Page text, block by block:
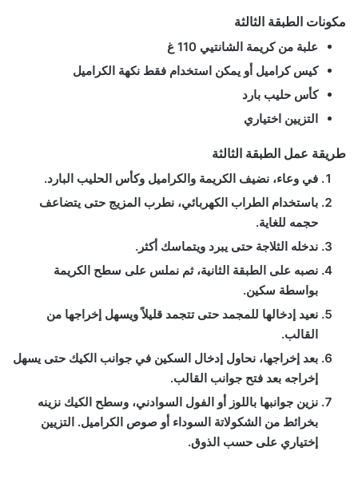
مكونات الطبقة الثالثة
علبة منكريمة الشانتيي
كيسكراميل أو يمكن استخدام فقط نكهة الكراميل
كأس حليب بارد
التزيين اختياري
طريقة عمل الطبقة الثالثة
في وعاء، نضيف الكريمة والكراميل وكأس الحليب البارد.
باستخدام الطراب الكهربائي، نطرب المزيج حتى يتضاعف
حجمه للغاية.
ندخله الثلاجة حتى يبرد ويتماسك أكثر.
نصبه على الطبقة الثانية، ثم نملس على سطح الكريمة
بواسطة سكين.
نعيد إدخالها للمجمد حتى تتجمد قليلاً ويسهل إخراجها من
القالب.
بعد إخراجها، نحاول إدخال السكين في جوانب الكيك حتى يسهل
إخراجه بعد فتح جوانب القالب.
نزين جوانبها باللوز أو الفول السوادني، وسطح الكيك نزينه
بخرائط من الشكولاتة السوداء أو صوص الكراميل. التزيين
إختياري على حسب الذوق.